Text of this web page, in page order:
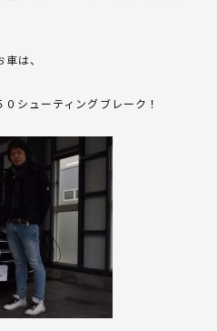
は、
シューティングブレーク！